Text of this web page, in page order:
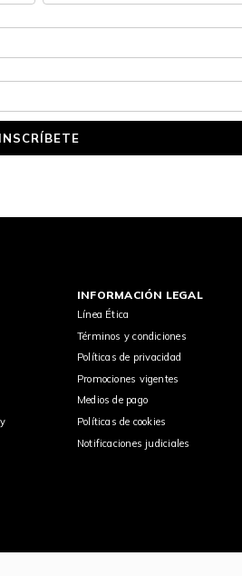
INSCRÍBETE
INFORMACIÓN LEGAL
Línea Ética
Términos y condiciones
Políticas de privacidad
Promociones vigentes
Medios de pago
Políticas de cookies
Notificaciones judiciales